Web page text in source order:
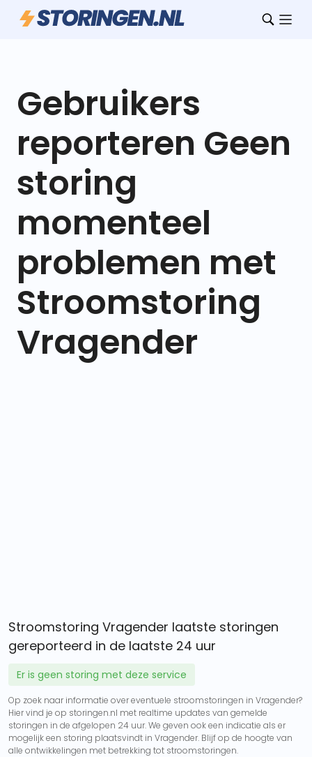
Gebruikers
reporteren Geen
storing
momenteel
problemen met
Stroomstoring
Vragender
Stroomstoring Vragender laatste storingen
gereporteerd in de laatste 24 uur
Er is geen storing met deze service
Op zoek naar informatie over eventuele stroomstoringen in Vragender?
Hier vind je op storingen.nl met realtime updates van gemelde
storingen in de afgelopen 24 uur. We geven ook een indicatie als er
mogelijk een storing plaatsvindt in Vragender. Blijf op de hoogte van
alle ontwikkelingen met betrekking tot stroomstoringen.